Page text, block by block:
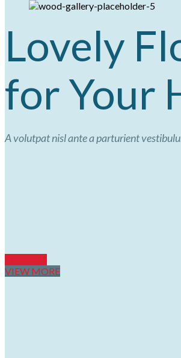
Lovely
for Your
A volutpat nisl ante a parturient
VIEW MORE